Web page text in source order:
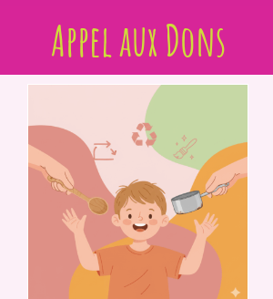
Appel aux Dons